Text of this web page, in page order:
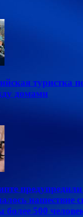
туристка
домами
нашествие
500